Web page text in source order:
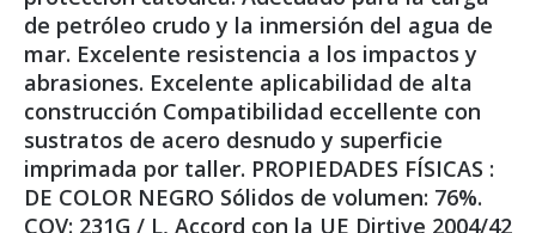
de petróleo crudo y la inmersión del agua de
mar. Excelente resistencia a los impactos y
abrasiones. Excelente aplicabilidad de alta
construcción Compatibilidad eccellente con
sustratos de acero desnudo y superficie
imprimada por taller. PROPIEDADES FÍSICAS :
DE COLOR NEGRO Sólidos de volumen: 76%.
COV: 231G / L, Accord con la UE Dirtive 2004/42